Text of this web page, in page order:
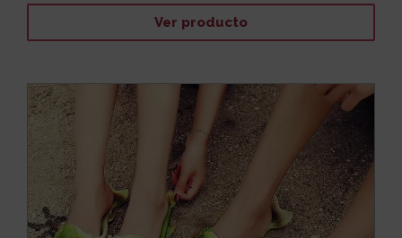
Ver producto